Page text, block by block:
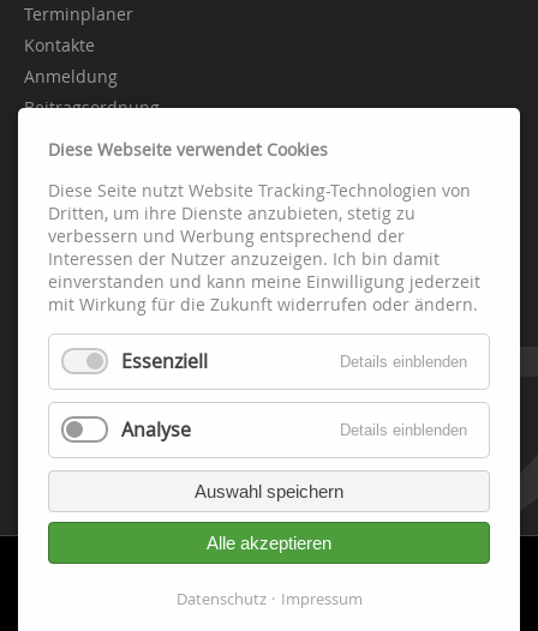
Terminplaner
Kontakte
Anmeldung
Beitragsordnung
Abteilungen
Fussball
Handball
Leichtathletik
Schach
Tennis
Tischtennis
Fitness-Gesundheit-Turnen
Diese Webseite verwendet Cookies
Diese Seite nutzt Website Tracking-Technologien von
Dritten, um ihre Dienste anzubieten, stetig zu
verbessern und Werbung entsprechend der
Interessen der Nutzer anzuzeigen. Ich bin damit
einverstanden und kann meine Einwilligung jederzeit
mit Wirkung für die Zukunft widerrufen oder ändern.
Essenziell Details einblenden
Analyse Details einblenden
Auswahl speichern
Alle akzeptieren
Datenschutz Impressum